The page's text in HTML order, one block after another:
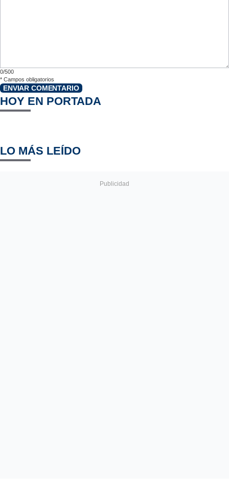
0/500
* Campos obligatorios
ENVIAR COMENTARIO
HOY EN PORTADA
LO MÁS LEÍDO